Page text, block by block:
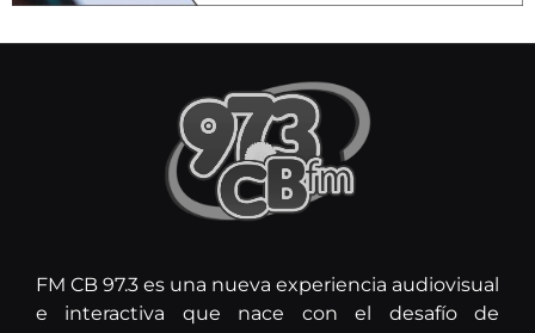
FM CB 97.3 es una nueva experiencia audiovisual
e interactiva que nace con el desafío de